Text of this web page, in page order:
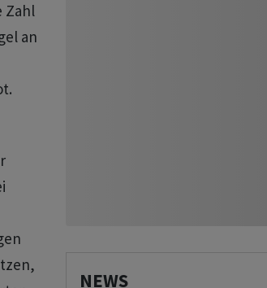
Zahl
an
NEWS